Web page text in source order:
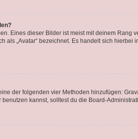
Eines dieser Bilder ist meist mit deinem
als „Avatar“ bezeichnet. Es handelt sich
der folgenden vier Methoden hinzufügen:
kannst, solltest du die Board-